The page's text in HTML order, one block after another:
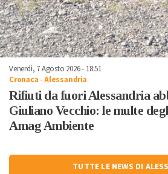
Venerdì, 7 Agosto 2026 - 18:51
Cronaca-Alessandria
Rifiuti da fuori Alessandria
Giuliano Vecchio: le multe
Amag Ambiente
TUTTE LE NEWS DI